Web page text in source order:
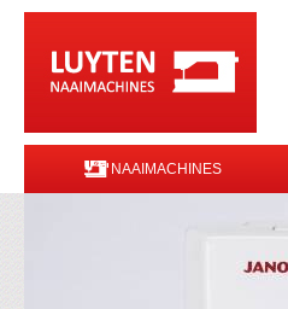
NAAIMACHINES